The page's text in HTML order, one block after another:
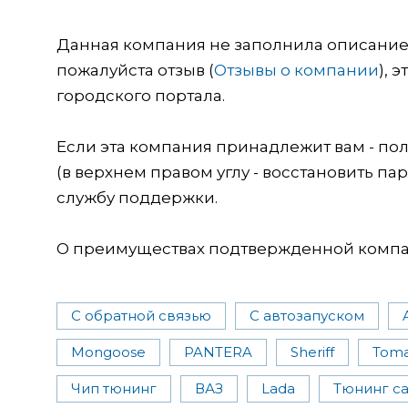
Данная компания не заполнила описание
пожалуйста отзыв (Отзывы о компании),
городского портала.
Если эта компания принадлежит вам -
(в верхнем правом углу - восстановить
службу поддержки.
О преимуществах подтвержденной
С обратной связью С автозапуском
Mongoose PANTERA Sheriff
Чип тюнинг ВАЗ Lada Тюнинг